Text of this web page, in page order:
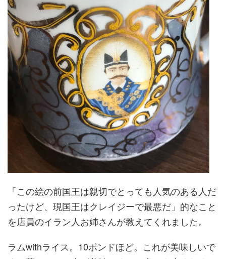
「この絵の前国王は親切でとっても人気のある人だ
ったけど、現国王はクレイジーで最悪だ」的なこと
を店員のイラン人お姉さんが教えてくれました。
ラムwithライス。10ポンドほど。これが美味しいで